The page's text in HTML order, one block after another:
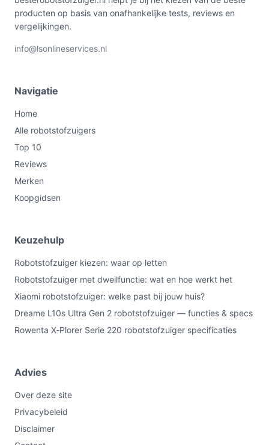
producten op basis van onafhankelijke tests, reviews en
vergelijkingen.
info@lsonlineservices.nl
Navigatie
Home
Alle robotstofzuigers
Top 10
Reviews
Merken
Koopgidsen
Keuzehulp
Robotstofzuiger kiezen: waar op letten
Robotstofzuiger met dweilfunctie: wat en hoe werkt het
Xiaomi robotstofzuiger: welke past bij jouw huis?
Dreame L10s Ultra Gen 2 robotstofzuiger — functies & specs
Rowenta X‑Plorer Serie 220 robotstofzuiger specificaties
Advies
Over deze site
Privacybeleid
Disclaimer